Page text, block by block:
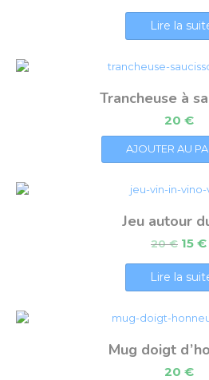
Lire la
Trancheuse à
20 €
AJOUTER AU
Jeu autour
20€ 15 €
Lire la
Mug doigt
20 €